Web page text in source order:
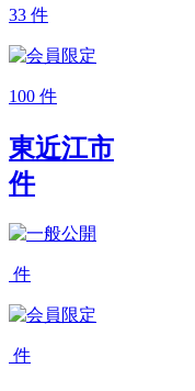
33 件
100 件
東近江市
件
件
件